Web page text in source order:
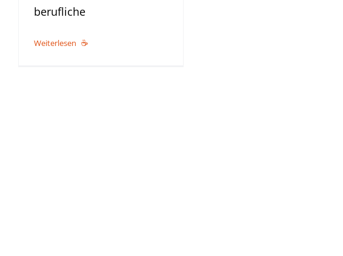
berufliche
Weiterlesen